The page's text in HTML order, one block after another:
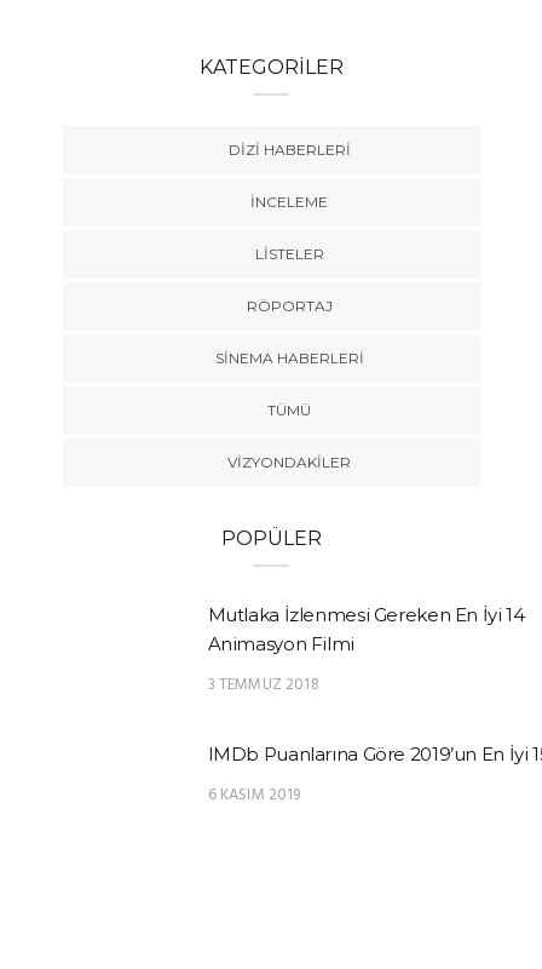
KATEGORILER
DIZI HABERLERI
İNCELEME
LISTELER
RÖPORTAJ
SINEMA HABERLERI
TÜMÜ
VIZYONDAKILER
POPÜLER
Mutlaka İzlenmesi Gereken En İyi 14
Animasyon Filmi
3 TEMMUZ 2018
IMDb Puanlarına Göre 2019’un En İyi
6 KASIM 2019